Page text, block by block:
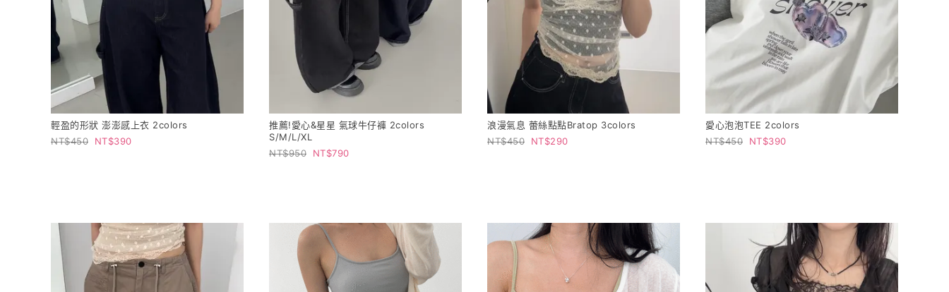
輕盈的形狀 澎澎感上衣 2colors
450
390
推薦!愛心&星星 氣球牛仔褲 2colors
S/M/L/XL
950
790
浪漫氣息 蕾絲點點Bratop 3colors
450
290
愛心泡泡TEE 2colors
450
390